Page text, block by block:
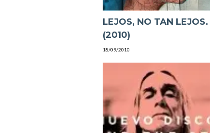
LEJOS, NO TAN LEJOS.
(2010)
18/09/2010